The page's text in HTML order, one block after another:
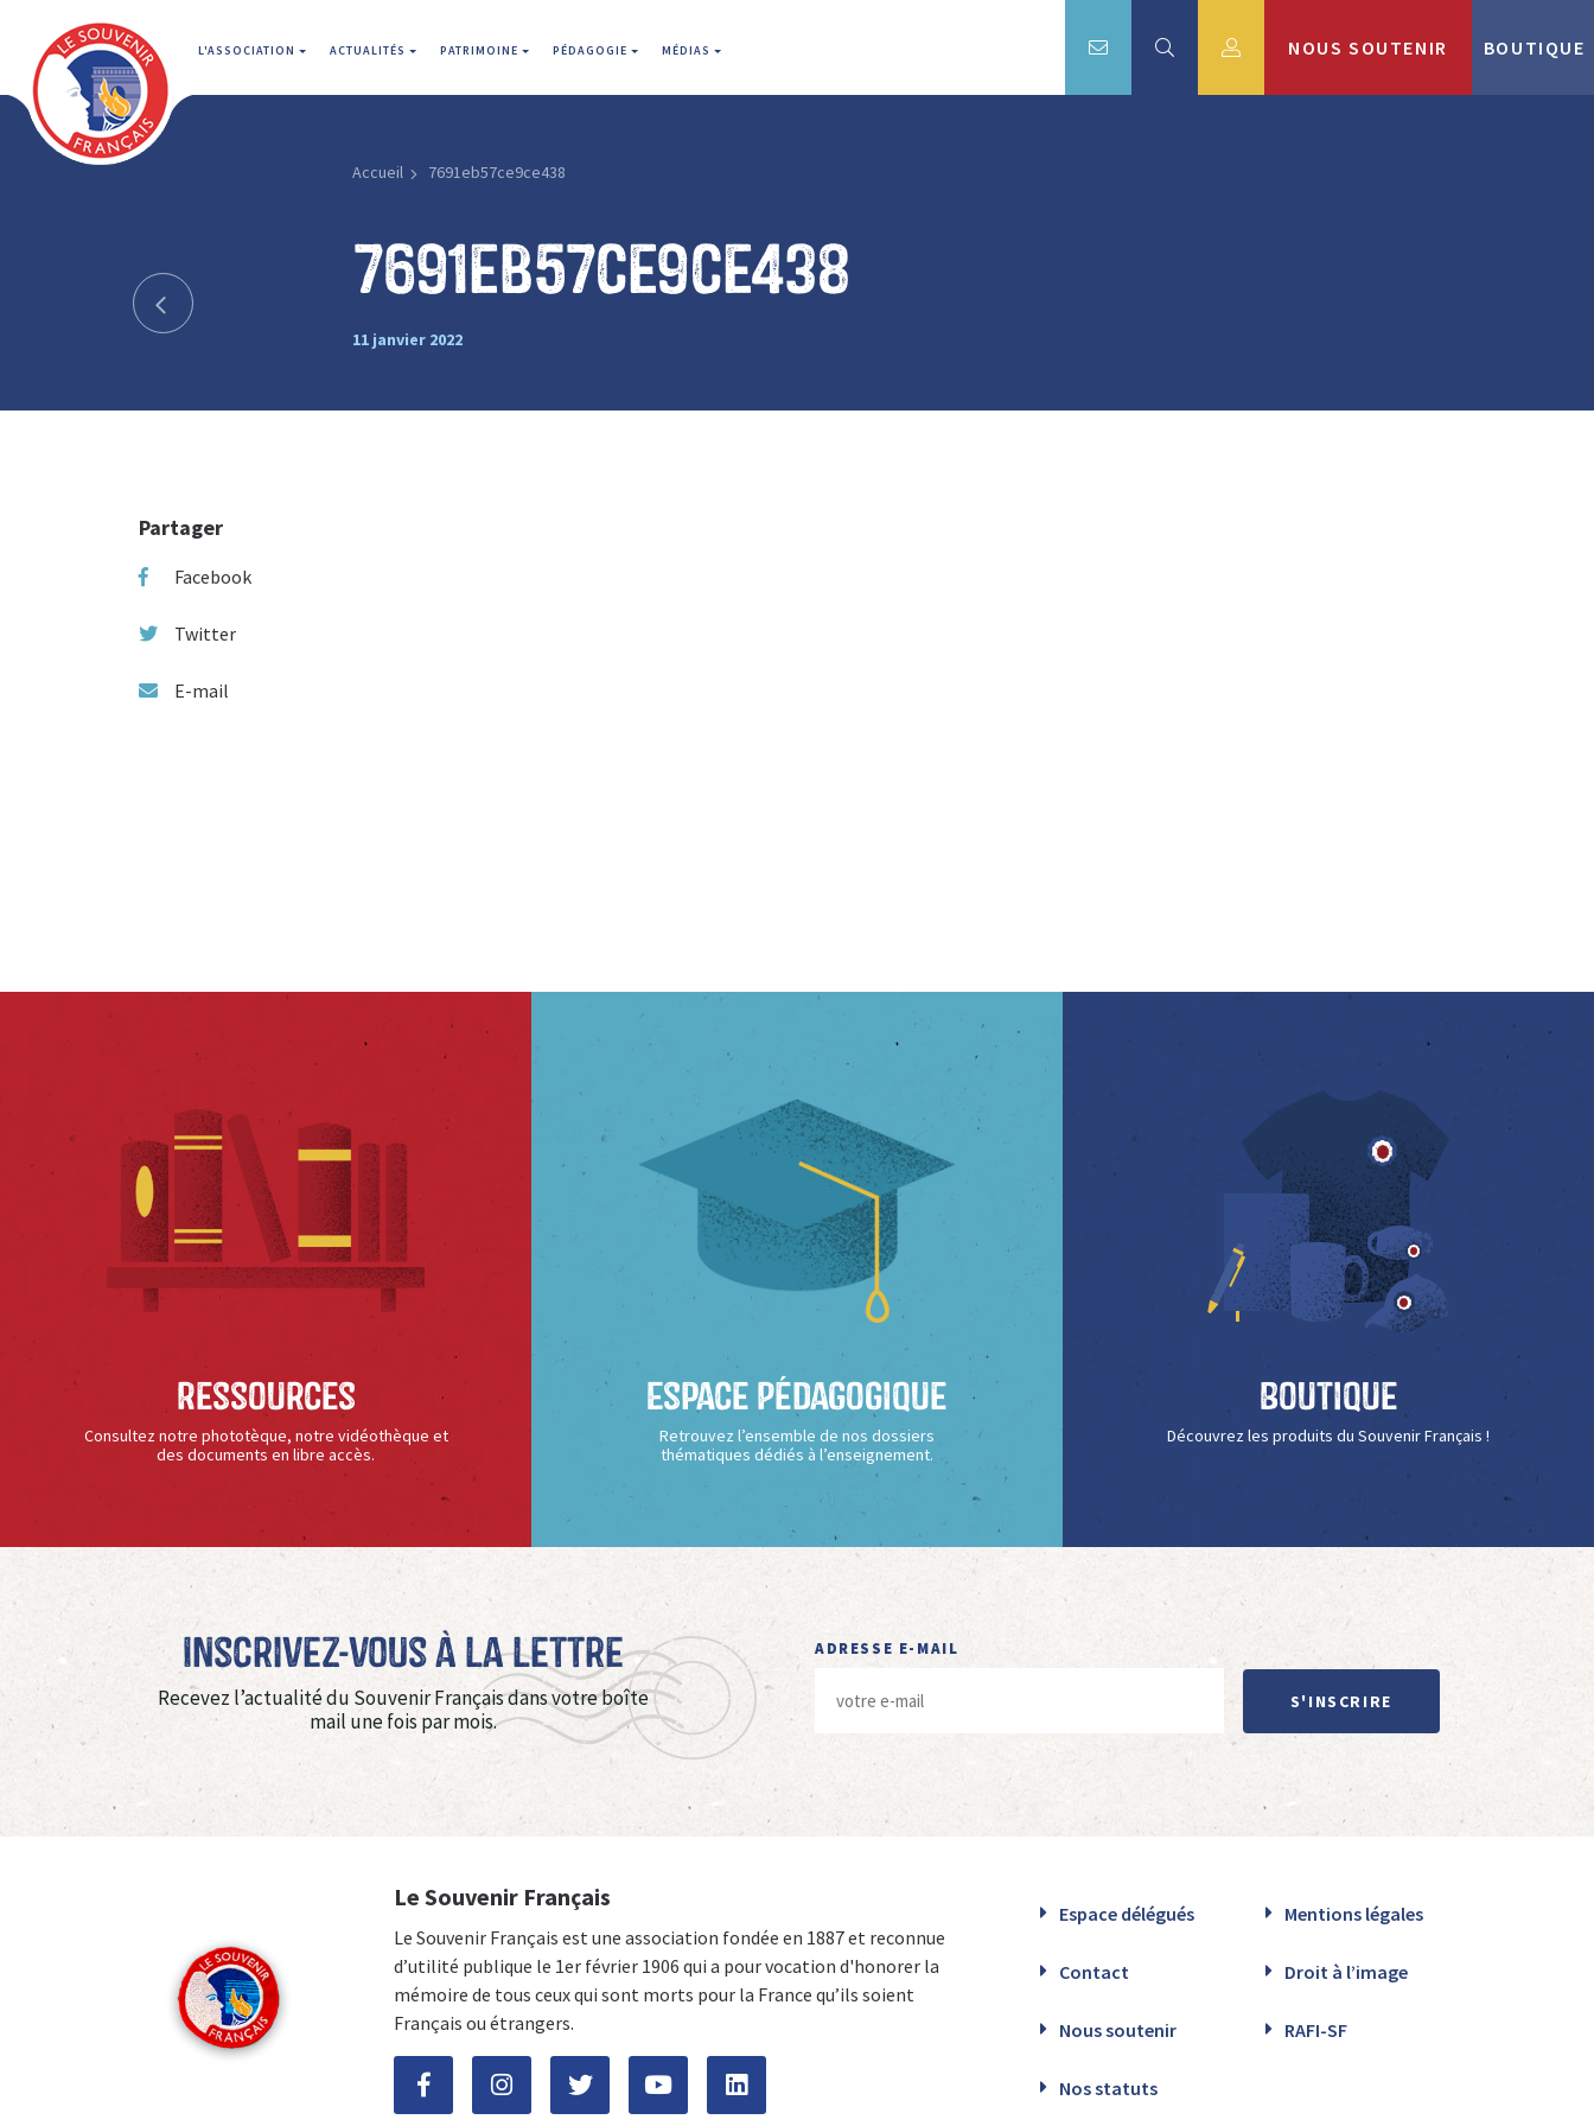
L'ASSOCIATION ACTUALITÉS PATRIMOINE PÉDAGOGIE MÉDIAS NOUS SOUTENIR BOUTIQUE
Accueil 7691eb57ce9ce438
7691eb57ce9ce438
11 janvier 2022
Partager
Facebook
Twitter
E-mail
Ressources
Consultez notre phototèque, notre vidéothèque et
des documents en libre accès.
Espace Pédagogique
Retrouvez l’ensemble de nos dossiers
thématiques dédiés à l’enseignement.
Boutique
Découvrez les produits du Souvenir Français !
Inscrivez-vous à La Lettre
Recevez l’actualité du Souvenir Français dans votre boîte
mail une fois par mois.
ADRESSE E-MAIL
S'INSCRIRE
Le Souvenir Français
Le Souvenir Français est une association fondée en 1887 et reconnue
d’utilité publique le 1er février 1906 qui a pour vocation d'honorer la
mémoire de tous ceux qui sont morts pour la France qu’ils soient
Français ou étrangers.
Espace délégués Mentions légales
Contact Droit à l’image
Nous soutenir RAFI-SF
Nos statuts